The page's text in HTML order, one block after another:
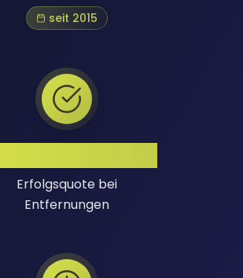
seit 2015
Erfolgsquote bei
Entfernungen